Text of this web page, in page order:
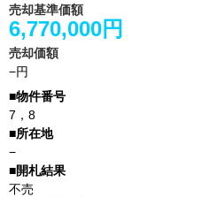
売却基準価額
6,770,000円
売却価額
−円
7，8
−
不売